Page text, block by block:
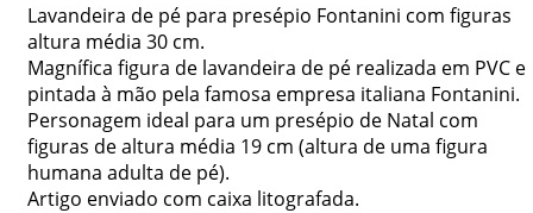
Lavandeira de pé para presépio Fontanini com figuras
altura média 30 cm.
Magnífica figura de lavandeira de pé realizada em PVC e
pintada à mão pela famosa empresa italiana Fontanini.
Personagem ideal para um presépio de Natal com
figuras de altura média 19 cm (altura de uma figura
humana adulta de pé).
Artigo enviado com caixa litografada.